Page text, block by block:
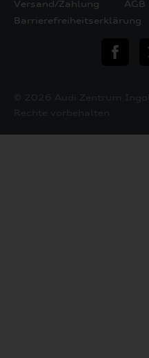
Versand/Zahlung
AGB
Barrierefreiheitserklärung
teilen